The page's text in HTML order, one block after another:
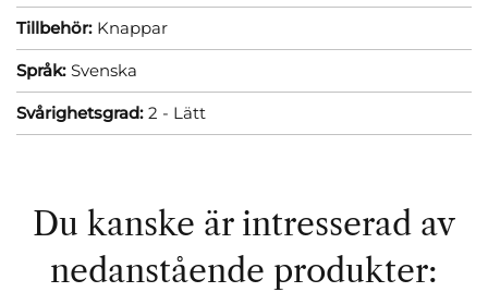
Tillbehör: Knappar
Språk: Svenska
Svårighetsgrad: 2 - Lätt
Du kanske är intresserad av
nedanstående produkter: